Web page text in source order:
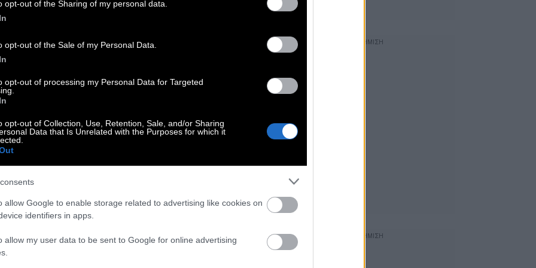
opt-out of the Sharing of my personal data.
opt-out of the Sale of my Personal Data.
opt-out of processing my Personal Data for Targeted
opt-out of Collection, Use, Retention, Sale, and/or Sharing
Data that Is Unrelated with the Purposes for which it
allow Google to enable storage related to advertising like cookies on
identifiers in apps.
allow my user data to be sent to Google for online advertising
Μανταλένα Μαρία Διαμαντή
Σιδηρόπουλος | Μη μου μιλάς για κόλαση
Γερτρούδη Στάιν, Πίνα Μπάους & άλλα ακόμη.-Από τη
Παύλος Σιδηρόπουλος : Να μ`αγαπάς, όσο
Ρόι Όρμπισον & άλλα ακόμα.-Από τη Μανταλένα
Σιδηρόπουλος, Τζένη Καρέζη, Ζαν